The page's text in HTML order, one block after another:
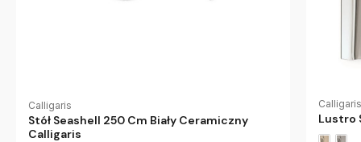
Calligaris
Stół Seashell 250 Cm Biały Ceramiczny
Calligaris
Calligaris
Lustro